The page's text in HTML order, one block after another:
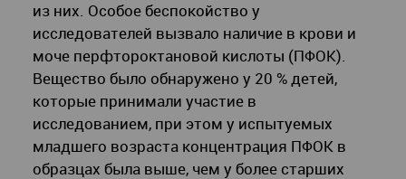
из них. Особое беспокойство у
исследователей вызвало наличие в крови и
моче перфтороктановой кислоты (ПФОК).
Вещество было обнаружено у 20 % детей,
которые принимали участие в
исследованием, при этом у испытуемых
младшего возраста концентрация ПФОК в
образцах была выше, чем у более старших